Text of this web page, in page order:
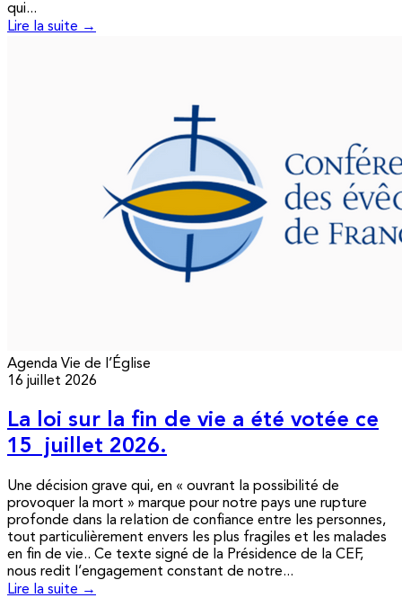
qui...
Lire la suite →
Agenda Vie de l’Église
16 juillet 2026
La loi sur la fin de vie a été votée ce
15 juillet 2026.
Une décision grave qui, en « ouvrant la possibilité de
provoquer la mort » marque pour notre pays une rupture
profonde dans la relation de confiance entre les personnes,
tout particulièrement envers les plus fragiles et les malades
en fin de vie.. Ce texte signé de la Présidence de la CEF,
nous redit l’engagement constant de notre...
Lire la suite →